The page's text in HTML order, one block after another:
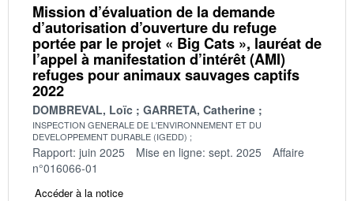
Mission d’évaluation de la demande
d’autorisation d’ouverture du refuge
portée par le projet « Big Cats », lauréat de
l’appel à manifestation d’intérêt (AMI)
refuges pour animaux sauvages captifs
2022
DOMBREVAL, Loïc GARRETA, Catherine
INSPECTION GENERALE DE L'ENVIRONNEMENT ET DU
DEVELOPPEMENT DURABLE (IGEDD)
Rapport: juin 2025 Mise en ligne: sept. 2025
Affaire
n°016066-01
Accéder à la notice